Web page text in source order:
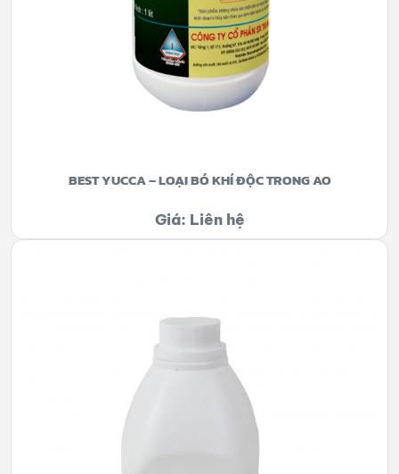
BEST YUCCA – LOẠI BỎ KHÍ ĐỘC TRONG AO
Giá: Liên hệ